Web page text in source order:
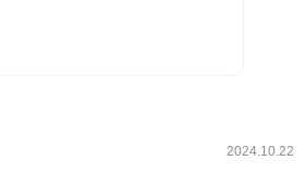
2024.10.22